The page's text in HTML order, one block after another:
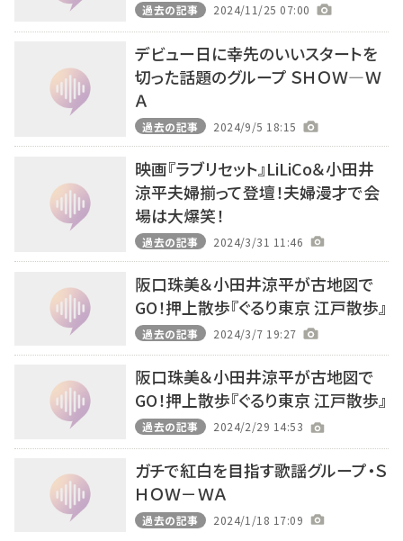
過去の記事 2024/11/25 07:00
デビュー日に幸先のいいスタートを
切った話題のグループ ＳＨＯＷ―Ｗ
Ａ
過去の記事 2024/9/5 18:15
映画『ラブリセット』LiLiCo＆小田井
涼平夫婦揃って登壇！夫婦漫才で会
場は大爆笑！
過去の記事 2024/3/31 11:46
阪口珠美＆小田井涼平が古地図で
GO！押上散歩『ぐるり東京 江戸散歩』
過去の記事 2024/3/7 19:27
阪口珠美＆小田井涼平が古地図で
GO！押上散歩『ぐるり東京 江戸散歩』
過去の記事 2024/2/29 14:53
ガチで紅白を目指す歌謡グループ・Ｓ
ＨＯＷ－ＷＡ
過去の記事 2024/1/18 17:09